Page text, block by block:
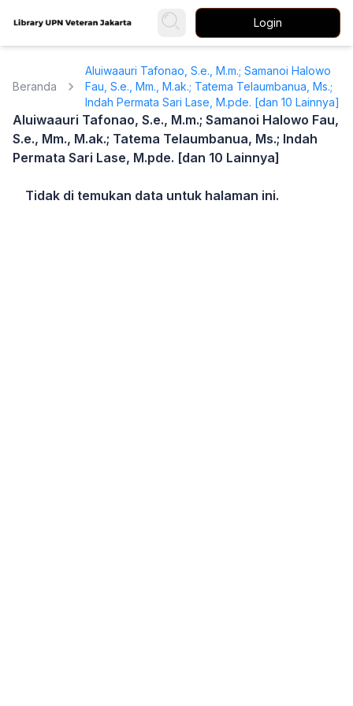
Login
Beranda
Aluiwaauri Tafonao, S.e., M.m.; Samanoi Halowo
Fau, S.e., Mm., M.ak.; Tatema Telaumbanua, Ms.;
Indah Permata Sari Lase, M.pde. [dan 10 Lainnya]
Aluiwaauri Tafonao, S.e., M.m.; Samanoi Halowo Fau,
S.e., Mm., M.ak.; Tatema Telaumbanua, Ms.; Indah
Permata Sari Lase, M.pde. [dan 10 Lainnya]
Tidak di temukan data untuk halaman ini.